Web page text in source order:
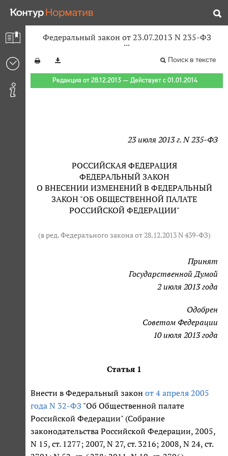
Федеральный закон от 23.07.2013 N 235-ФЗ
Поиск в тексте
Редакция от 28.12.2013 — Действует с 01.01.2014
23 июля 2013 г. N 235-ФЗ
РОССИЙСКАЯ ФЕДЕРАЦИЯ
ФЕДЕРАЛЬНЫЙ ЗАКОН
О ВНЕСЕНИИ ИЗМЕНЕНИЙ В ФЕДЕРАЛЬНЫЙ
ЗАКОН "ОБ ОБЩЕСТВЕННОЙ ПАЛАТЕ
РОССИЙСКОЙ ФЕДЕРАЦИИ"
(в ред. Федерального закона от 28.12.2013 N 439-ФЗ)
Принят
Государственной Думой
2 июля 2013 года
Одобрен
Советом Федерации
10 июля 2013 года
Статья 1
Внести в Федеральный закон от 4 апреля 2005
года N 32-ФЗ "Об Общественной палате
Российской Федерации" (Собрание
законодательства Российской Федерации, 2005,
N 15, ст. 1277; 2007, N 27, ст. 3216; 2008, N 24, ст.